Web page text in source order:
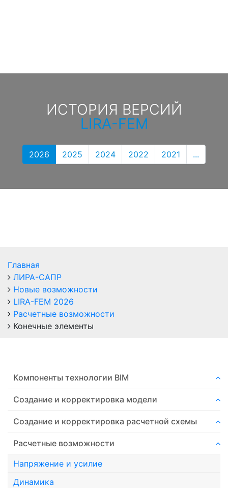
ИСТОРИЯ ВЕРСИЙ
LIRA-FEM
2026 2025 2024 2022 2021 ...
Главная
ЛИРА-САПР
Новые возможности
LIRA-FEM 2026
Расчетные возможности
Конечные элементы
Компоненты технологии ВIM
Создание и корректировка модели
Создание и корректировка расчетной схемы
Расчетные возможности
Напряжение и усилие
Динамика